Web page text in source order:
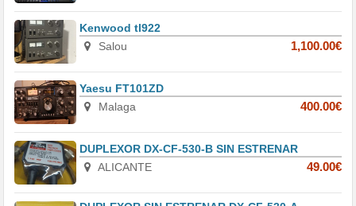
Kenwood tl922
Salou
1,100.00€
Yaesu FT101ZD
Malaga
400.00€
DUPLEXOR DX-CF-530-B SIN ESTRENAR
ALICANTE
49.00€